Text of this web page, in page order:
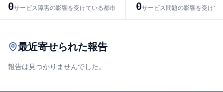
0サービス障害の影響を受けている都市 0サービス問題の影響を受けて
最近寄せられた報告
報告は見つかりませんでした。